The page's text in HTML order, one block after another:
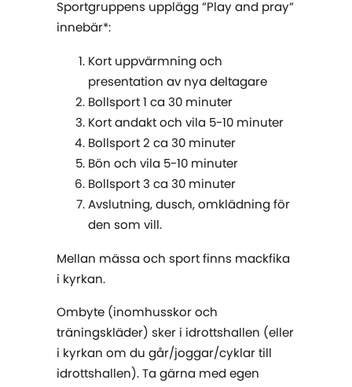
Sportgruppens upplägg ”Play and pray”
innebär*:
Kort uppvärmning och
presentation av nya deltagare
Bollsport 1 ca 30 minuter
Kort andakt och vila 5-10 minuter
Bollsport 2 ca 30 minuter
Bön och vila 5-10 minuter
Bollsport 3 ca 30 minuter
Avslutning, dusch, omklädning för
den som vill.
Mellan mässa och sport finns mackfika
i kyrkan.
Ombyte (inomhusskor och
träningskläder) sker i idrottshallen (eller
i kyrkan om du går/joggar/cyklar till
idrottshallen). Ta gärna med egen